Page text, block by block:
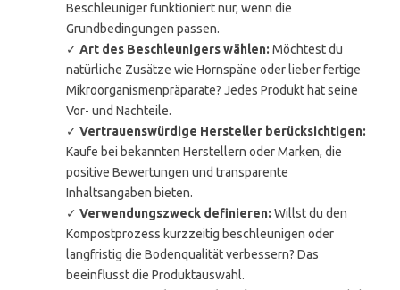
Beschleuniger funktioniert nur, wenn die
Grundbedingungen passen.
✓ Art des Beschleunigers wählen: Möchtest du
natürliche Zusätze wie Hornspäne oder lieber fertige
Mikroorganismenpräparate? Jedes Produkt hat seine
Vor- und Nachteile.
✓ Vertrauenswürdige Hersteller berücksichtigen:
Kaufe bei bekannten Herstellern oder Marken, die
positive Bewertungen und transparente
Inhaltsangaben bieten.
✓ Verwendungszweck definieren: Willst du den
Kompostprozess kurzzeitig beschleunigen oder
langfristig die Bodenqualität verbessern? Das
beeinflusst die Produktauswahl.